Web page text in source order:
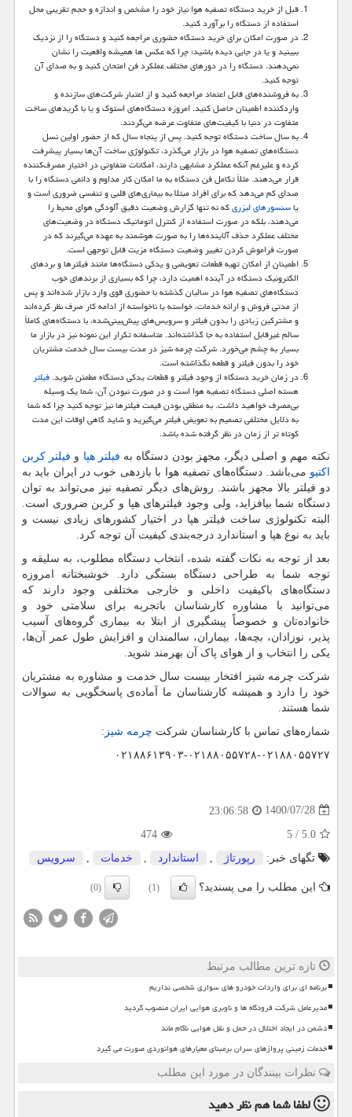
قبل از خرید دستگاه تصفیه هوا نیاز خود را مشخص و اندازه و حجم تقریبی محل
استفاده از دستگاه را برآورد کنید.
در صورت امکان برای خرید دستگاه حضوری مراجعه کنید و دستگاه را از نزدیک
ببینید و یا در جایی دیده باشید؛ چرا که عکس ها همیشه واقعیت را نشان
نمی‌دهند. دستگاه را در دورهای مختلف عملکرد فن امتحان کنید و به صدای آن
توجه کنید.
به فروشنده‌های قابل اعتماد مراجعه کنید و از اعتبار شرکت‌های سازنده و
واردکننده اطمینان حاصل کنید. امروزه دستگاه‌های استوک و یا با گریدهای ساخت
متفاوت در دنیا با کیفیت‌های متفاوت عرضه می‌گردند.
به سال ساخت دستگاه توجه کنید. پس از پنجاه سال که از حضور اولین نسل
دستگاه‌های تصفیه هوا در بازار می‌گذرد، تکنولوژی ساخت آن‌ها بسیار پیشرفت
کرده و علیرغم آنکه عملکرد مشابهی دارند، امکانات متفاوتی در اختیار مصرف‌کننده
قرار می‌دهند. مثلاً تکامل فن دستگاه به ما امکان کار مداوم و دائمی دستگاه را با
صدای کم می‌دهد که برای افراد مبتلا به بیماری‌های قلبی و تنفسی ضروری است و
یاسنسورهای لیزریکه نه تنها گزارش وضعیت دقیق آلودگی هوای محیط را
می‌دهند، بلکه در صورت استفاده از کنترل اتوماتیک دستگاه در وضعیت‌های
مختلف عملکرد حذف آلاینده‌ها را به صورت هوشمند به عهده می‌گیرند که در
صورت فراموش کردن تغییر وضعیت دستگاه مزیت قابل توجهی است.
اطمینان از امکان تهیه قطعات تعویضی و یدکی دستگاه‌ها مانند فیلترها و بردهای
الکترونیک دستگاه در آینده اهمیت دارد، چرا که بسیاری از برندهای خوبِ
دستگاه‌های تصفیه هوا در سالیان گذشته با حضوری قوی وارد بازار شده‌اند و پس
از مدتی فروش و ارائه خدمات، خواسته یا ناخواسته از ادامه کار صرف نظر کرده‌اند
و مشترکین زیادی را بدون فیلتر و سرویس‌های پیش‌بینی‌شده، با دستگاه‌های کاملاً
سالمِ غیرقابل استفاده به جا گذاشته‌اند. متاسفانه تکرار این نمونه نیز در بازار ما
بسیار به چشم می‌خورد. شرکت چرمه شیز در مدت بیست سال خدمت مشتریان
خود را بدون فیلتر و قطعه نگذاشته است.
در زمان خرید دستگاه از وجود فیلتر و قطعات یدکی دستگاه مطمئن شوید.فیلتر
هسته اصلی دستگاه تصفیه هوا است و در صورت نبودن آن، شما یک وسیله
بی‌مصرف خواهید داشت. به منطقی بودن قیمت فیلترها نیز توجه کنید چرا که شما
به دلایل مختلفی تصمیم به تعویض فیلتر می‌گیرید و شاید گاهی اوقات این مدت
کوتاه تر از زمان در نظر گرفته شده باشد.
نکته مهم و اصلی دیگر، مجهز بودن دستگاه به فیلتر هپا و فیلتر کربن
اکتیو می‌باشد. دستگاه‌های تصفیه هوا با بازدهی خوب در ایران باید به
دو فیلتر بالا مجهز باشند. روش‌های دیگر تصفیه نیز می‌تواند به توان
دستگاه شما بیافزاید، ولی وجود فیلترهای هپا و کربن ضروری است.
البته تکنولوژی ساخت فیلتر هپا در اختیار کشورهای زیادی نیست و
باید به نوع هپا و استاندارد درجه‌بندی کیفیت آن توجه کرد.
بعد از توجه به نکات گفته شده، انتخاب دستگاه مطلوب، به سلیقه و
توجه شما به طراحی دستگاه بستگی دارد. خوشبختانه امروزه
دستگاه‌های باکیفیت داخلی و خارجی مختلفی وجود دارند که
می‌توانید با مشاوره کارشناسان باتجربه برای سلامتی خود و
خانواده‌تان و خصوصاً پیشگیری از ابتلا به بیماری گروه‌های آسیب
پذیر، نوزادان، بچه‌ها، بیماران، سالمندان و افزایش طول عمر آن‌ها،
یکی را انتخاب و از هوای پاک آن بهرمند شوید.
شرکت چرمه شیز افتخار بیست سال خدمت و مشاوره به مشتریان
خود را دارد و همیشه کارشناسان ما آماده‌ی پاسخگویی به سوالات
شما هستند.
شماره‌های تماس با کارشناسان شرکت چرمه شیز :
۰۲۱۸۸۶۱۳۹۰۳-۰۲۱۸۸۰۵۵۷۲۸-۰۲۱۸۸۰۵۵۷۲۷
1400/07/28
23:06:58
5.0
/
5
474
تگهای خبر:
رپورتاژ استاندارد خدمات سرویس
این مطلب را می پسندید؟ (1)
(0)
تازه ترین مطالب مرتبط
برنامه ای برای واردات خودرو های سواری شخصی نداریم
مدیرعامل شرکت فرودگاه ها و ناوبری هوایی ایران منصوب گردید
دشمن در ایجاد اختلال در حمل و نقل هوایی ناکام ماند
خدمات زمینی پروازهای سران برمبنای معیارهای هوانوردی صورت می گیرد
نظرات بینندگان در مورد این مطلب
لطفا شما همنظر دهید